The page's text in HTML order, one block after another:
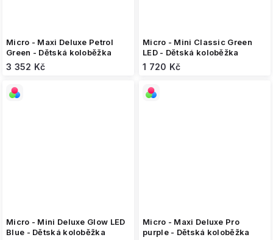
Micro - Maxi Deluxe Petrol
Green - Dětská koloběžka
3 352 Kč
Micro - Mini Classic Green
LED - Dětská koloběžka
1 720 Kč
Micro - Mini Deluxe Glow LED
Blue - Dětská koloběžka
Micro - Maxi Deluxe Pro
purple - Dětská koloběžka